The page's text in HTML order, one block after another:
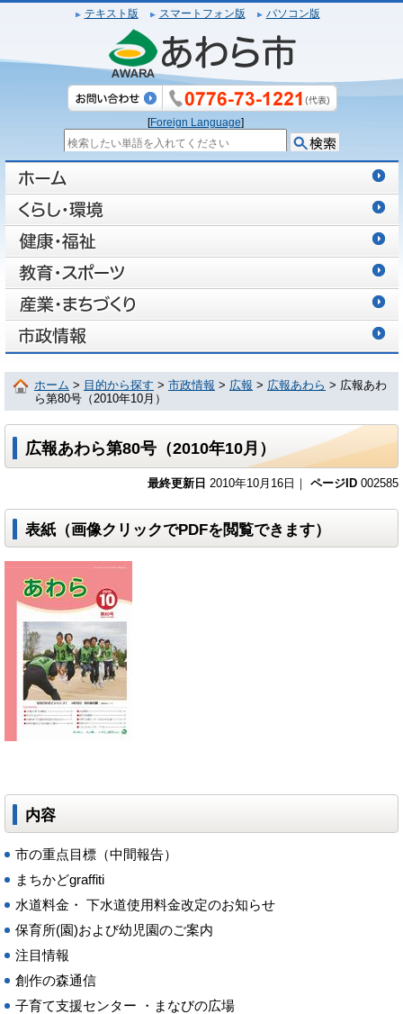
テキスト版 スマートフォン版 パソコン版
[Foreign Language]
ホーム > 目的から探す > 市政情報 > 広報 > 広報あわら > 広報あわ
ら第80号（2010年10月）
広報あわら第80号（2010年10月）
最終更新日 2010年10月16日｜ ページID 002585
表紙（画像クリックでPDFを閲覧できます）
内容
市の重点目標（中間報告）
まちかどgraffiti
水道料金・ 下水道使用料金改定のお知らせ
保育所(園)および幼児園のご案内
注目情報
創作の森通信
子育て支援センター ・まなびの広場